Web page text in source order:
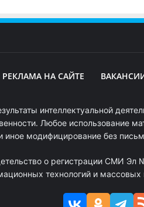
РЕКЛАМА НА САЙТЕ
интеллектуальной
Любое
иное модифицирование без
о регистрации СМИ
технологий и